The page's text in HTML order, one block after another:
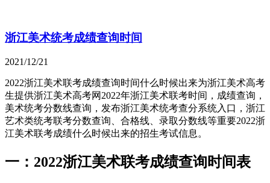
浙江美术统考成绩查询时间
2021/12/21
2022浙江美术联考成绩查询时间什么时候出来为浙江美术高考
生提供浙江美术高考网2022年浙江美术联考时间，成绩查询，
美术统考分数线查询，发布浙江美术统考查分系统入口，浙江
艺术类统考联考分数查询、合格线、录取分数线等重要2022浙
江美术联考成绩什么时候出来的招生考试信息。
一：2022浙江美术联考成绩查询时间表